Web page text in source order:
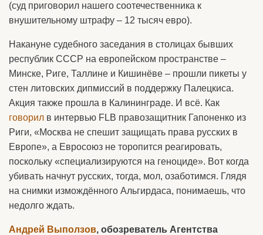
(суд приговорил нашего соотечественника к
внушительному штрафу – 12 тысяч евро).
Накануне судебного заседания в столицах бывших
республик СССР на европейском пространстве –
Минске, Риге, Таллине и Кишинёве – прошли пикеты у
стен литовских дипмиссий в поддержку Палецкиса.
Акция также прошла в Калининграде. И всё. Как
говорил в интервью FLB правозащитник Гапоненко из
Риги, «Москва не спешит защищать права русских в
Европе», а Евросоюз не торопится реагировать,
поскольку «специализируются на геноциде». Вот когда
убивать начнут русских, тогда, мол, озаботимся. Глядя
на снимки измождённого Альгирдаса, понимаешь, что
недолго ждать.
Андрей Выползов, обозреватель Агентства